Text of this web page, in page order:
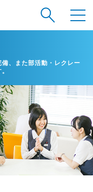
、また部活動・レクレー